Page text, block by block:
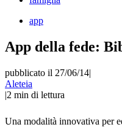
app
App della fede:
pubblicato il 27/06/14|
Aleteia
|2 min di lettura
Una modalità innovativa per